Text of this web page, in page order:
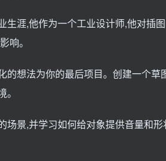
生涯,他作为一个工业设计师,他对插
响。
的想法为你的最后项目。创建一个
场景,并学习如何给对象提供音量和